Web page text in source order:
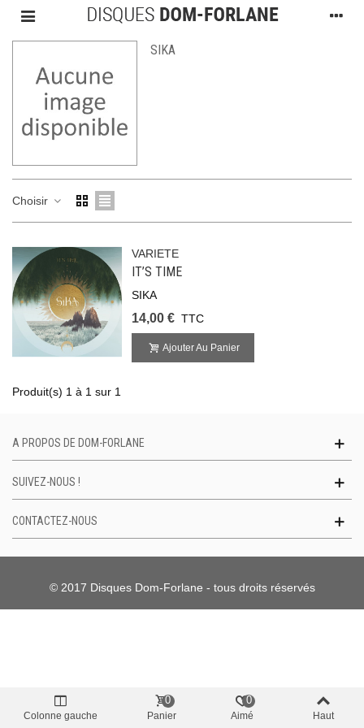
SIKA
Choisir
VARIETE
IT’S TIME
SIKA
14,00 € TTC
Ajouter Au Panier
Produit(s) 1 à 1 sur 1
A PROPOS DE DOM-FORLANE
SUIVEZ-NOUS !
CONTACTEZ-NOUS
© 2017 Disques Dom-Forlane - tous droits réservés
Colonne gauche Panier
0
Aimé
0
Haut